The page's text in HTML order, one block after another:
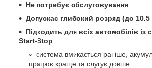
Не потребує обслуговування
Допускає глибокий розряд (до 10.5
Підходить для всіх автомобілів із
Start-Stop
система вмикається раніше,
працює краще та слугує довше